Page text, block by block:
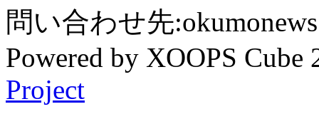
問い合わせ先
Powered by XOOPS
Project